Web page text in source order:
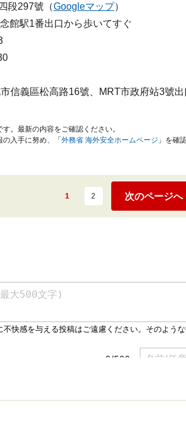
段297號（Googleマップ）
館駅1番出口から歩いてすぐ
信義區松高路16號、MRT市政府站3號
。最新の内容をご確認ください。
入手に努め、「 外務省 海外安全ホームページ 」を確
1 2 次のページへ